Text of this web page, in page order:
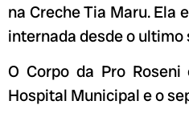
na Creche Tia Maru. Ela
internada desde o ultimo
O Corpo da Pro
Hospital Municipal e o